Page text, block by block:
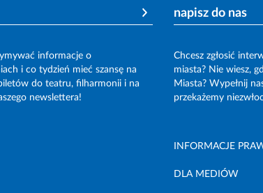
informacje o
i co tydzień mieć szansę na
do teatru, filharmonii i na
newslettera!
napisz do nas
Chcesz zgłosić
miasta? Nie wiesz,
Miasta? Wypełnij
przekażemy
INFORMACJE
DLA MEDIÓW